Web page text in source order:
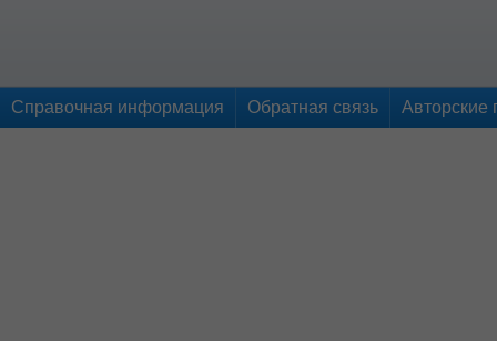
Справочная информация Обратная связь Авторские